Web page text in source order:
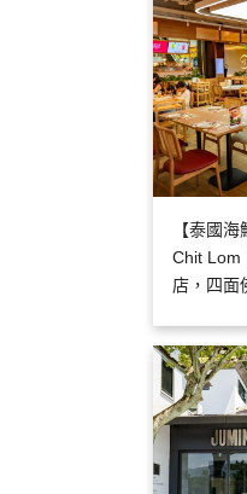
【泰國
Chit Lom
店，四面